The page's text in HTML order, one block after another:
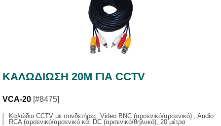
ΚΑΛΩΔΙΩΣΗ 20M ΓΙΑ CCTV
VCA-20 [#8475]
Καλώδιο CCTV με συνδετήρες, Video BNC (αρσενικό/αρσενικό) , Audio
RCA (αρσενικό/αρσενικό και DC (αρσενικό/θηλυκό), 20 μέτρα